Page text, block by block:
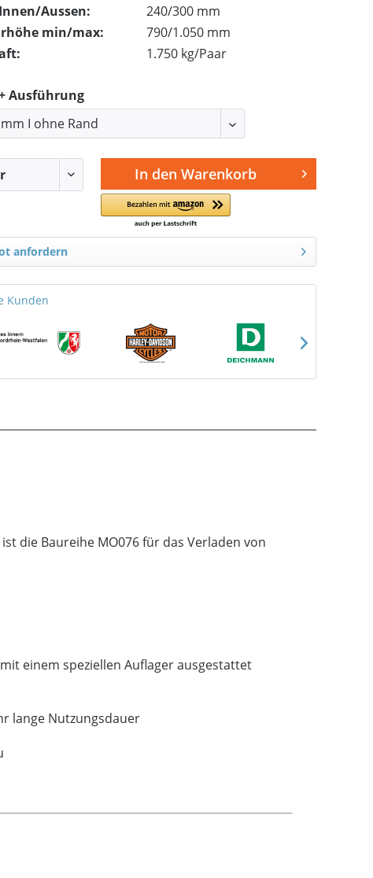
Aussen:
240/300 mm
min/max:
790/1.050 mm
1.750 kg/Paar
Ausführung
In den Warenkorb
anfordern
Kunden
die Baureihe MO076 für das Verladen von
einem speziellen Auflager ausgestattet
lange Nutzungsdauer